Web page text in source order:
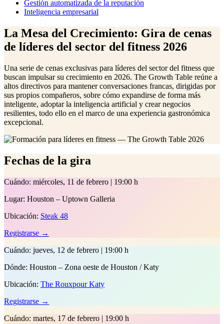
Gestión automatizada de la reputación
Inteligencia empresarial
La Mesa del Crecimiento: Gira de cenas
de líderes del sector del fitness 2026
Una serie de cenas exclusivas para líderes del sector del fitness que
buscan impulsar su crecimiento en 2026. The Growth Table reúne a
altos directivos para mantener conversaciones francas, dirigidas por
sus propios compañeros, sobre cómo expandirse de forma más
inteligente, adoptar la inteligencia artificial y crear negocios
resilientes, todo ello en el marco de una experiencia gastronómica
excepcional.
Fechas de la gira
Cuándo: miércoles, 11 de febrero | 19:00 h
Lugar: Houston – Uptown Galleria
Ubicación: Steak 48
Registrarse →
Cuándo: jueves, 12 de febrero | 19:00 h
Dónde: Houston – Zona oeste de Houston / Katy
Ubicación: The Rouxpour Katy
Registrarse →
Cuándo: martes, 17 de febrero | 19:00 h